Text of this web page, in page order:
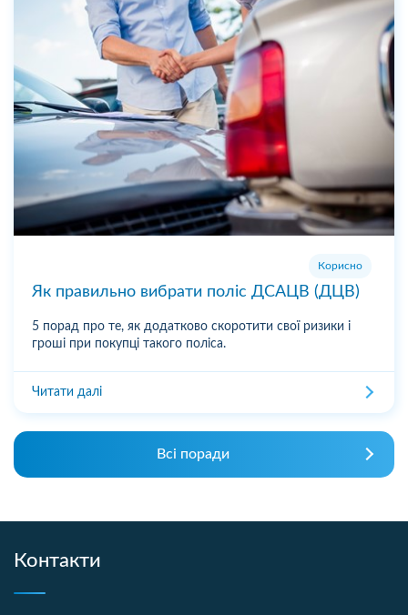
Корисно
Як правильно вибрати поліс ДСАЦВ (ДЦВ)
5 порад про те, як додатково скоротити свої ризики і
гроші при покупці такого поліса.
Читати далі
Всі поради
Контакти